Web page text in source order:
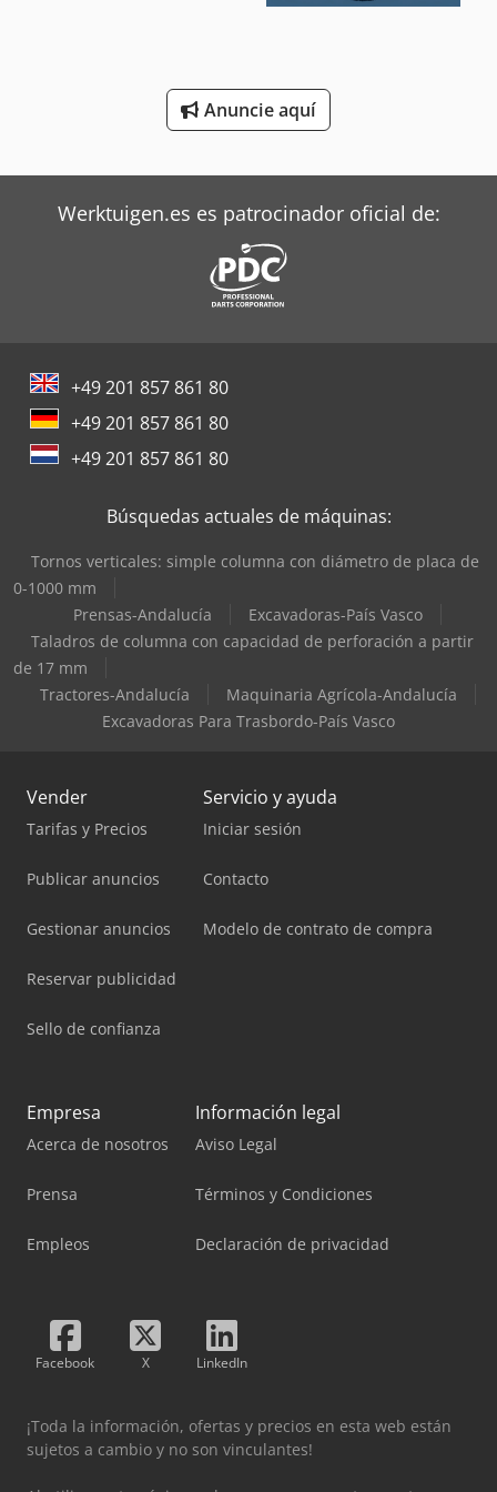
Anuncie aquí
Werktuigen.es es patrocinador oficial de:
+49 201 857 861 80
+49 201 857 861 80
+49 201 857 861 80
Búsquedas actuales de máquinas:
Tornos verticales: simple columna con diámetro de placa de
0-1000 mm
Prensas-Andalucía
Excavadoras-País Vasco
Taladros de columna con capacidad de perforación a partir
de 17 mm
Tractores-Andalucía
Maquinaria Agrícola-Andalucía
Excavadoras Para Trasbordo-País Vasco
Vender
Tarifas y Precios
Publicar anuncios
Gestionar anuncios
Reservar publicidad
Sello de confianza
Servicio y ayuda
Iniciar sesión
Contacto
Modelo de contrato de compra
Empresa
Acerca de nosotros
Prensa
Empleos
Información legal
Aviso Legal
Términos y Condiciones
Declaración de privacidad
Facebook X LinkedIn
¡Toda la información, ofertas y precios en esta web están
sujetos a cambio y no son vinculantes!